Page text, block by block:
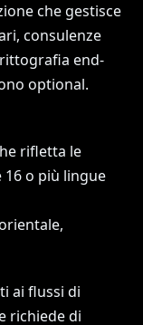
che gestisce
consulenze
end-
optional.
rifletta le
o più lingue
ai flussi di
richiede di